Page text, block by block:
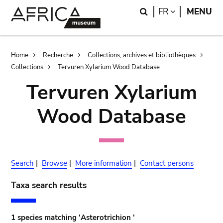
Search
FR LANGUAGE
MENU
Breadcrumb
Home Recherche
Collections, archives et bibliothèques
Collections
Tervuren Xylarium Wood Database
Tervuren Xylarium
Wood Database
Search | Browse | More information | Contact persons
Taxa search results
1 species matching 'Asterotrichion '